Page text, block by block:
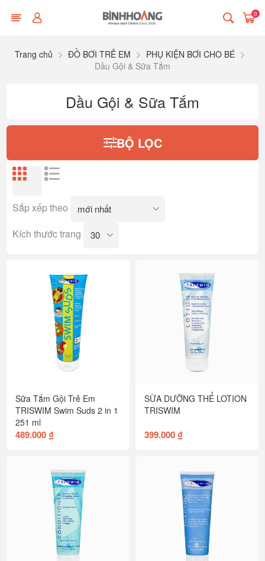
0
Trang chủ ĐỒ BƠI TRẺ EM
PHỤ KIỆN BƠI CHO BÉ
Dầu Gội & Sữa Tắm
Dầu Gội & Sữa Tắm
BỘ LỌC
Sắp xếp theo
Kích thước trang
Sữa Tắm Gội Trẻ Em
TRISWIM Swim Suds 2 in 1
251 ml
489.000 ₫
SỮA DƯỠNG THỂ LOTION
TRISWIM
399.000 ₫